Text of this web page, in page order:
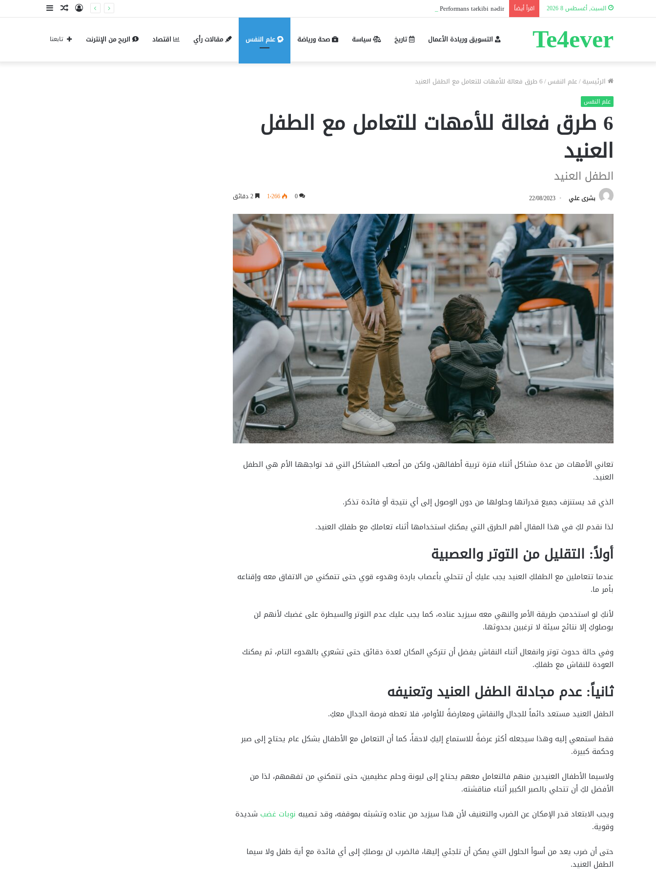
السبت, أغسطس 8 2026 اقرأ أيضاً Pin-up mobil və masaüstü giriş fərqləri: Performans tərkibi nədir?
إضافةمقالتسجيل
Te4ever التسويق وريادة الأعمال تاريخ سياسة صحة ورياضة علم النفس مقالات رأي اقتصاد الربح من الإنترنت تابعنا
الرئيسية/علم النفس/6 طرق فعالة للأمهات للتعامل مع الطفل العنيد
علم النفس
6 طرق فعالة للأمهات للتعامل مع الطفل
العنيد
الطفل العنيد
بشرى علي 22/08/2023
0 1٬266
تعاني الأمهات من عدة مشاكل أثناء فترة تربية أطفالهن، ولكن من أصعب المشاكل التي قد تواجهها الأم هي الطفل
العنيد.
الذي قد يستنزف جميع قدراتها وحلولها من دون الوصول إلى أي نتيجة أو فائدة تذكر.
لذا نقدم لكِ في هذا المقال أهم الطرق التي يمكنكِ استخدامها أثناء تعاملكِ مع طفلكِ العنيد.
أولاً: التقليل من التوتر والعصبية
عندما تتعاملين مع الطفلكِ العنيد يجب عليكِ أن تتحلي بأعصاب باردة وهدوء قوي حتى تتمكني من الاتفاق معه وإقناعه
بأمر ما.
لأنكِ لو استخدمتِ طريقة الأمر والنهي معه سيزيد عناده، كما يجب عليك عدم التوتر والسيطرة على غضبك لأنهم لن
يوصلوكِ إلا نتائج سيئة لا ترغبين بحدوثها.
وفي حالة حدوث توتر وانفعال أثناء النقاش يفضل أن تتركي المكان لعدة دقائق حتى تشعري بالهدوء التام، ثم يمكنك
العودة للنقاش مع طفلكِ.
ثانياً: عدم مجادلة الطفل العنيد وتعنيفه
الطفل العنيد مستعد دائماً للجدال والنقاش ومعارضةً للأوامر، فلا تعطه فرصة الجدال معكِ.
فقط استمعي إليه وهذا سيجعله أكثر عرضةً للاستماع إليكِ لاحقاً، كما أن التعامل مع الأطفال بشكل عام يحتاج إلى صبر
وحكمة كبيرة.
ولاسيما الأطفال العنيدين منهم فالتعامل معهم يحتاج إلى ليونة وحلم عظيمين، حتى تتمكني من تفهمهم، لذا من
الأفضل لكِ أن تتحلي بالصبر الكبير أثناء مناقشته.
ويجب الابتعاد قدر الإمكان عن الضرب والتعنيف لأن هذا سيزيد من عناده وتشبثه بموقفه، وقد تصيبه نوبات غضب شديدة
وقوية.
حتى أن ضرب يعد من أسوأ الحلول التي يمكن أن تلجئي إليها، فالضرب لن يوصلكِ إلى أي فائدة مع أية طفل ولا سيما
الطفل العنيد.